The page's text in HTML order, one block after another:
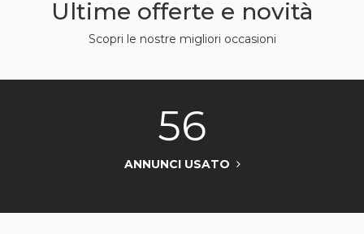
Ultime offerte e novità
Scopri le nostre migliori occasioni
56
ANNUNCI USATO